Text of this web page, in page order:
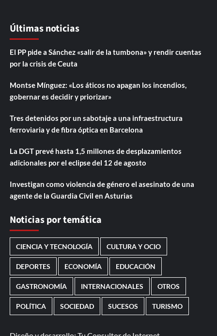
Últimas noticias
El PP pide a Sánchez «salir de la tumbona» y rendir cuentas
por la crisis de Ceuta
Montse Mínguez: «Los áticos no apagan los incendios,
gobernar es decidir y priorizar»
Tres detenidos por un sabotaje a una infraestructura
ferroviaria y de fibra óptica en Barcelona
La DGT prevé hasta 1,5 millones de desplazamientos
adicionales por el eclipse del 12 de agosto
Investigan como violencia de género el asesinato de una
agente de la Guardia Civil en Asturias
Noticias por temática
CIENCIA Y TECNOLOGÍA CULTURA Y OCIO
DEPORTES ECONOMÍA EDUCACIÓN
GASTRONOMÍA INTERNACIONALES OTROS
POLÍTICA SOCIEDAD SUCESOS TURISMO